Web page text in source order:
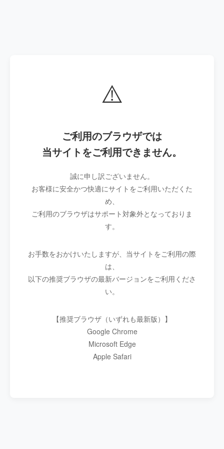
⚠️
ご利用のブラウザでは
当サイトをご利用できません。
誠に申し訳ございません。
お客様に安全かつ快適にサイトをご利用いただくた
め、
ご利用のブラウザはサポート対象外となっておりま
す。
お手数をおかけいたしますが、当サイトをご利用の際
は、
以下の推奨ブラウザの最新バージョンをご利用くださ
い。
【推奨ブラウザ（いずれも最新版）】
Google Chrome
Microsoft Edge
Apple Safari